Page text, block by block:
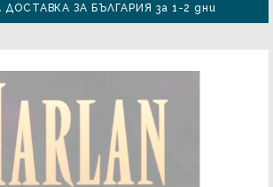
ДОСТАВКА ЗА БЪЛГАРИЯ за 1-2 дни